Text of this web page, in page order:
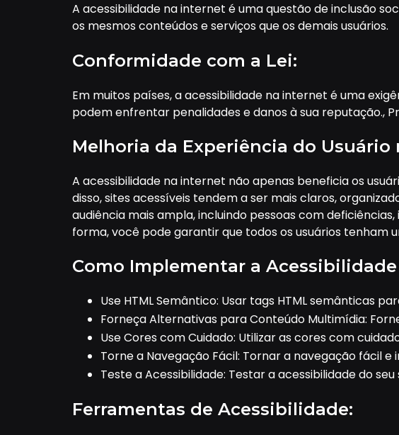
A acessibilidade na internet é uma questão de inclusão
os mesmos conteúdos e serviços que os demais usuários.
Conformidade com a Lei:
Em muitos países, a acessibilidade na internet é uma
podem enfrentar penalidades e danos à sua reputação.,
Melhoria da Experiência do Usuário
A acessibilidade na internet não apenas beneficia os
disso, sites acessíveis tendem a ser mais claros,
audiência mais ampla, incluindo pessoas com
forma, você pode garantir que todos os usuários tenham
Como Implementar a
Use HTML Semântico: Usar tags HTML semânticas
Forneça Alternativas para Conteúdo Multimídia:
Use Cores com Cuidado: Utilizar as cores com
Torne a Navegação Fácil: Tornar a navegação fácil
Teste a Acessibilidade: Testar a acessibilidade do
Ferramentas de Acessibilidade: